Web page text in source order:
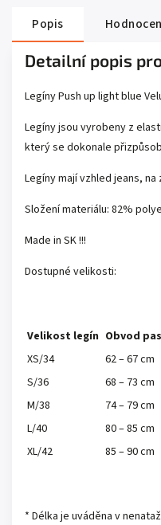
Popis
Detailní popis
Legíny Push up light blue
Legíny jsou vyrobeny z
který se dokonale
Legíny mají vzhled jeans,
Složení materiálu: 82%
Made in SK !!!
Dostupné velikosti:
Velikost legín Obvod
XS/34
62 – 67 cm
S/36
68 – 73 cm
M/38
74 – 79 cm
L/40
80 – 85 cm
XL/42
85 – 90 cm
* Délka je uváděna v